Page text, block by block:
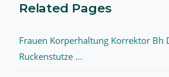
Related Pages
Frauen Korperhaltung Korrektor Bh
Ruckenstutze ...